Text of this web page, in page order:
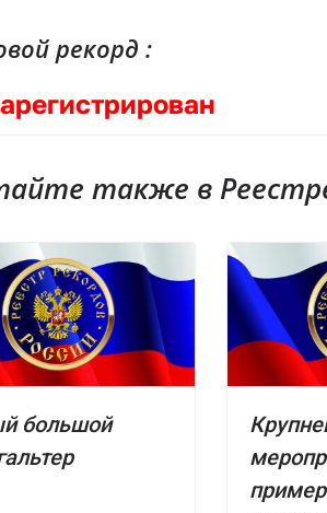
рекорд :
также в
большой